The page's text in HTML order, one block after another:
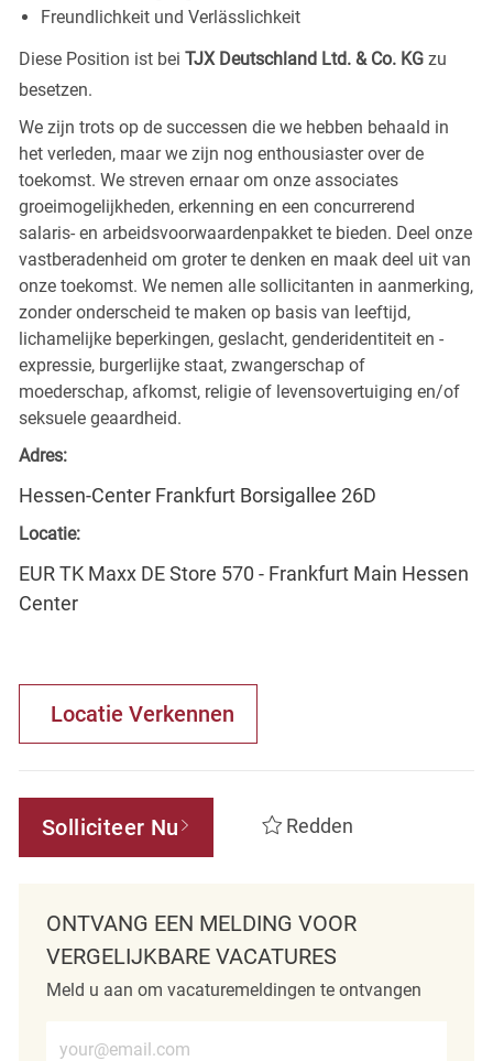
Freundlichkeit und Verlässlichkeit
Diese Position ist bei TJX Deutschland Ltd. & Co. KG zu
besetzen.
We zijn trots op de successen die we hebben behaald in
het verleden, maar we zijn nog enthousiaster over de
toekomst. We streven ernaar om onze associates
groeimogelijkheden, erkenning en een concurrerend
salaris- en arbeidsvoorwaardenpakket te bieden. Deel onze
vastberadenheid om groter te denken en maak deel uit van
onze toekomst. We nemen alle sollicitanten in aanmerking,
zonder onderscheid te maken op basis van leeftijd,
lichamelijke beperkingen, geslacht, genderidentiteit en -
expressie, burgerlijke staat, zwangerschap of
moederschap, afkomst, religie of levensovertuiging en/of
seksuele geaardheid.
Adres:
Hessen-Center Frankfurt Borsigallee 26D
Locatie:
EUR TK Maxx DE Store 570 - Frankfurt Main Hessen
Center
Locatie Verkennen
Solliciteer Nu Redden
ONTVANG EEN MELDING VOOR
VERGELIJKBARE VACATURES
Meld u aan om vacaturemeldingen te ontvangen